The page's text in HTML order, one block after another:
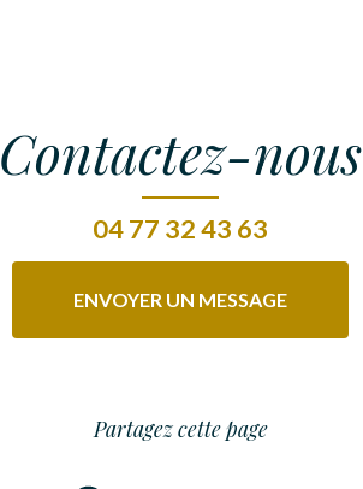
Contactez-nous
04 77 32 43 63
ENVOYER UN MESSAGE
Partagez cette page